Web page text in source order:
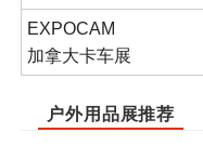
EXPOCAM
加拿大卡车展
户外用品展推荐